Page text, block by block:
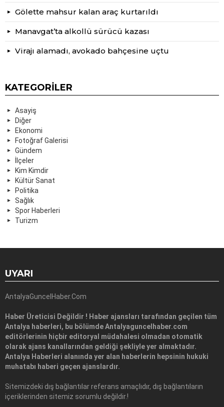
Gölette mahsur kalan araç kurtarıldı
Manavgat’ta alkollü sürücü kazası
Virajı alamadı, avokado bahçesine uçtu
KATEGORILER
Asayiş
Diğer
Ekonomi
Fotoğraf Galerisi
Gündem
İlçeler
Kim Kimdir
Kültür Sanat
Politika
Sağlık
Spor Haberleri
Turizm
UYARI
AntalyaGuncelHaber.Com
Haber Üreticisi Değildir ! Haber ajansları tarafından geçilen tüm
Antalya haberleri, bu bölümde Antalyaguncelhaber.com
editörlerinin hiçbir editoryal müdahalesi olmadan otomatik
olarak ajans kanallarından geldiği şekliyle yer almaktadır.
Antalya Haberleri alanında yer alan haberlerin hepsinin hukuki
muhatabı haberi geçen ajanslardır.
Sitemizdeki dış bağlantılar referans amaçlıdır, dış bağlantıların
içeriklerinden sitemiz sorumlu değildir.!